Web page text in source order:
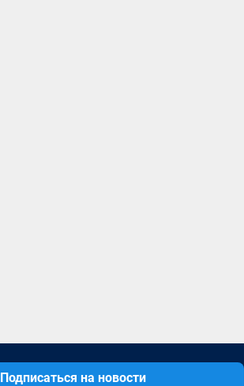
Подписаться на новости